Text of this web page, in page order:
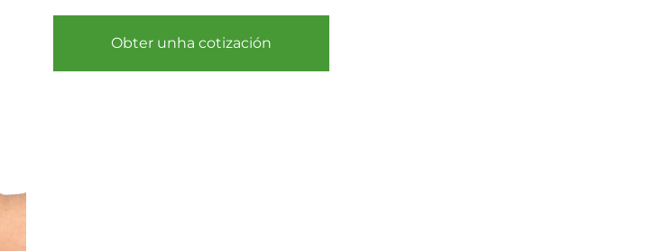
Obter unha cotización